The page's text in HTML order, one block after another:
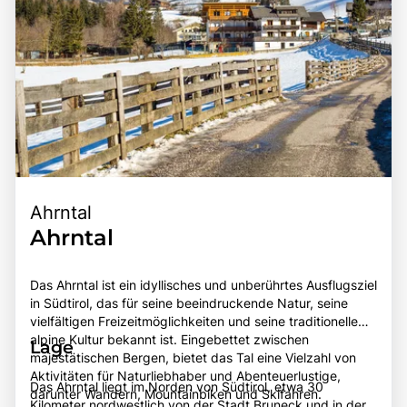
Ahrntal
Ahrntal
Das Ahrntal ist ein idyllisches und unberührtes Ausflugsziel
in Südtirol, das für seine beeindruckende Natur, seine
vielfältigen Freizeitmöglichkeiten und seine traditionelle
alpine Kultur bekannt ist. Eingebettet zwischen
majestätischen Bergen, bietet das Tal eine Vielzahl von
Aktivitäten für Naturliebhaber und Abenteuerlustige,
darunter Wandern, Mountainbiken und Skifahren.
Lage
Das Ahrntal liegt im Norden von Südtirol, etwa 30